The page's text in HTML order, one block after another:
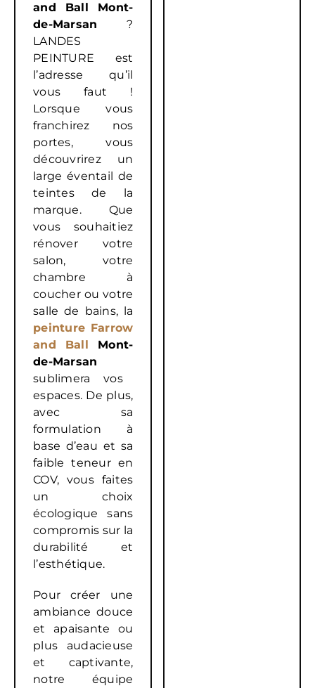
and Ball Mont-
de-Marsan?
LANDES
PEINTURE est
l’adresse qu’il
vous faut !
Lorsque vous
franchirez nos
portes, vous
découvrirez un
large éventail de
teintes de la
marque. Que
vous souhaitiez
rénover votre
salon, votre
chambre à
coucher ou votre
salle de bains, la
peinture Farrow
and Ball
Mont-
de-Marsan
sublimera vos
espaces. De plus,
avec sa
formulation à
base d’eau et sa
faible teneur en
COV, vous faites
un choix
écologique sans
compromis sur la
durabilité et
l’esthétique.
Pour créer une
ambiance douce
et apaisante ou
plus audacieuse
et captivante,
notre équipe